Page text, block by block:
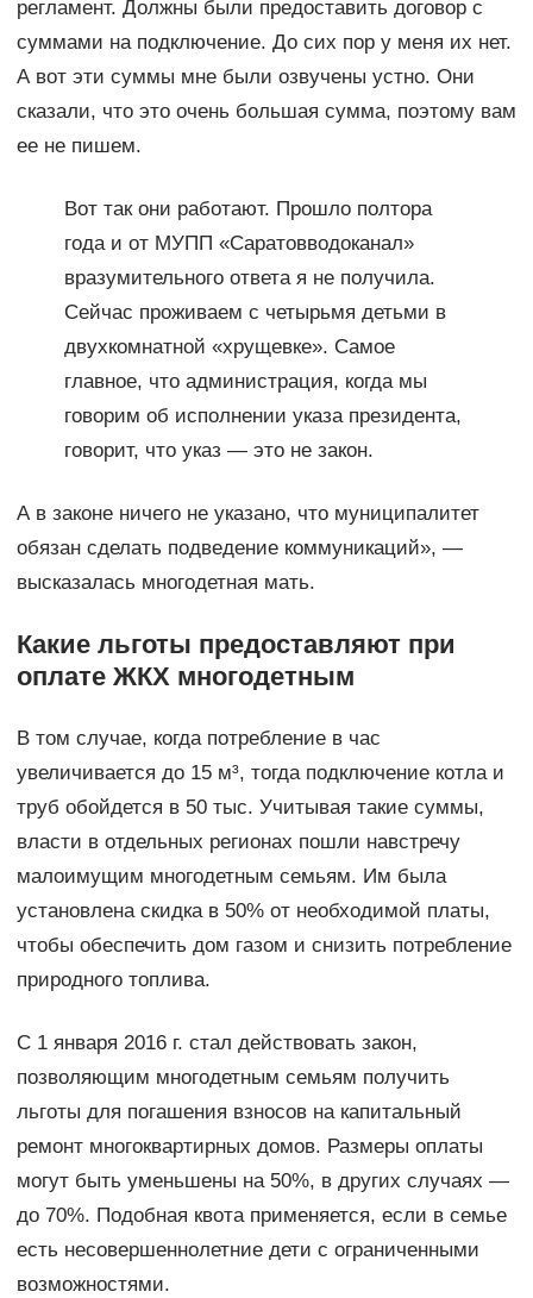
регламент. Должны были предоставить договор с
суммами на подключение. До сих пор у меня их нет.
А вот эти суммы мне были озвучены устно. Они
сказали, что это очень большая сумма, поэтому вам
ее не пишем.
Вот так они работают. Прошло полтора
года и от МУПП «Саратовводоканал»
вразумительного ответа я не получила.
Сейчас проживаем с четырьмя детьми в
двухкомнатной «хрущевке». Самое
главное, что администрация, когда мы
говорим об исполнении указа президента,
говорит, что указ — это не закон.
А в законе ничего не указано, что муниципалитет
обязан сделать подведение коммуникаций», —
высказалась многодетная мать.
Какие льготы предоставляют при
оплате ЖКХ многодетным
В том случае, когда потребление в час
увеличивается до 15 м³, тогда подключение котла и
труб обойдется в 50 тыс. Учитывая такие суммы,
власти в отдельных регионах пошли навстречу
малоимущим многодетным семьям. Им была
установлена скидка в 50% от необходимой платы,
чтобы обеспечить дом газом и снизить потребление
природного топлива.
С 1 января 2016 г. стал действовать закон,
позволяющим многодетным семьям получить
льготы для погашения взносов на капитальный
ремонт многоквартирных домов. Размеры оплаты
могут быть уменьшены на 50%, в других случаях —
до 70%. Подобная квота применяется, если в семье
есть несовершеннолетние дети с ограниченными
возможностями.